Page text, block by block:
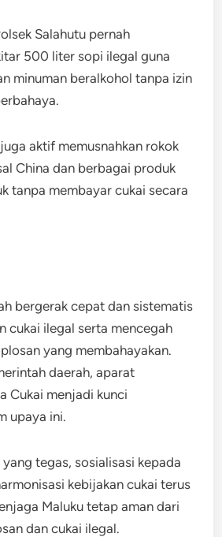
Salahutu pernah
500 liter sopi ilegal guna
minuman beralkohol tanpa izin
aktif memusnahkan rokok
China dan berbagai produk
tanpa membayar cukai secara
bergerak cepat dan sistematis
cukai ilegal serta mencegah
yang membahayakan.
daerah, aparat
Cukai menjadi kunci
upaya ini.
yang tegas, sosialisasi kepada
kebijakan cukai terus
Maluku tetap aman dari
dan cukai ilegal.